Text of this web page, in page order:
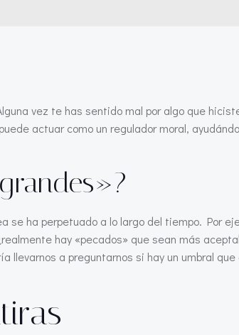
vez te has sentido mal por algo que
actuar como un regulador moral,
ha perpetuado a lo largo del tiempo. Por
hay «pecados» que sean más
a preguntarnos si hay un umbral